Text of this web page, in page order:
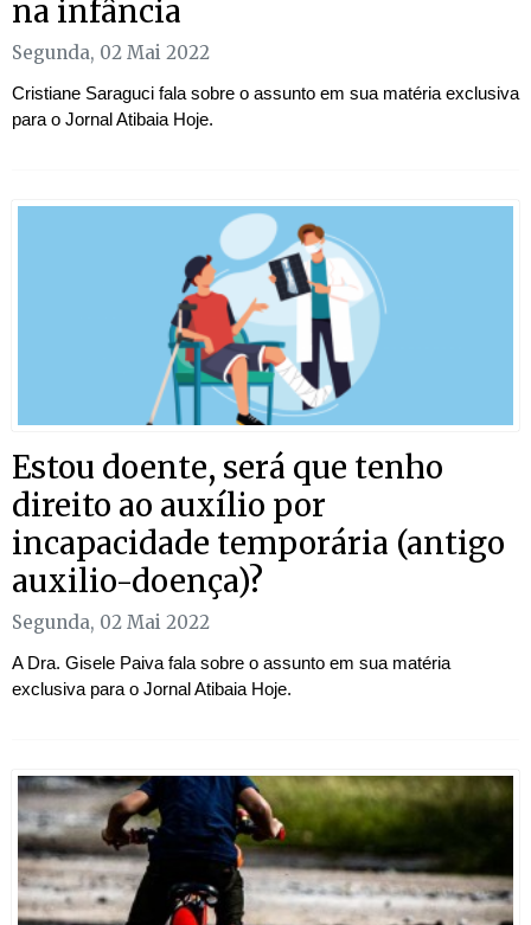
na infância
Segunda, 02 Mai 2022
Cristiane Saraguci fala sobre o assunto em sua matéria exclusiva
para o Jornal Atibaia Hoje.
Estou doente, será que tenho
direito ao auxílio por
incapacidade temporária (antigo
auxilio-doença)?
Segunda, 02 Mai 2022
A Dra. Gisele Paiva fala sobre o assunto em sua matéria
exclusiva para o Jornal Atibaia Hoje.